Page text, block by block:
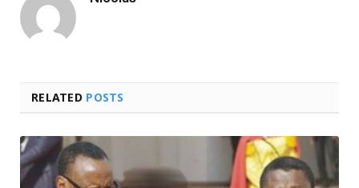
RELATED POSTS